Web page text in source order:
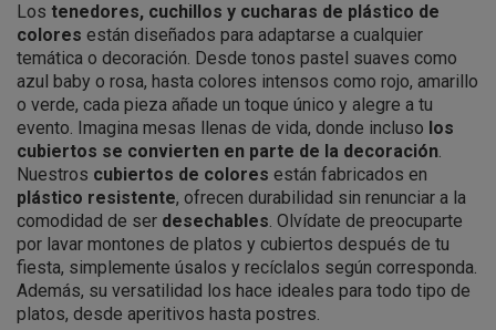
Los tenedores, cuchillos y cucharas de plástico de
colores están diseñados para adaptarse a cualquier
temática o decoración. Desde tonos pastel suaves como
azul baby o rosa, hasta colores intensos como rojo, amarillo
o verde, cada pieza añade un toque único y alegre a tu
evento. Imagina mesas llenas de vida, donde incluso los
cubiertos se convierten en parte de la decoración.
Nuestros cubiertos de colores están fabricados en
plástico resistente, ofrecen durabilidad sin renunciar a la
comodidad de ser desechables. Olvídate de preocuparte
por lavar montones de platos y cubiertos después de tu
fiesta, simplemente úsalos y recíclalos según corresponda.
Además, su versatilidad los hace ideales para todo tipo de
platos, desde aperitivos hasta postres.